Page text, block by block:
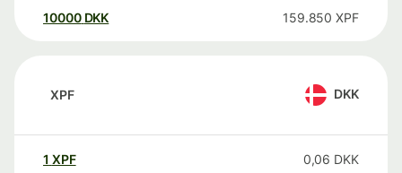
10000 DKK 159.850 XPF
XPF DKK
1 XPF 0,06 DKK